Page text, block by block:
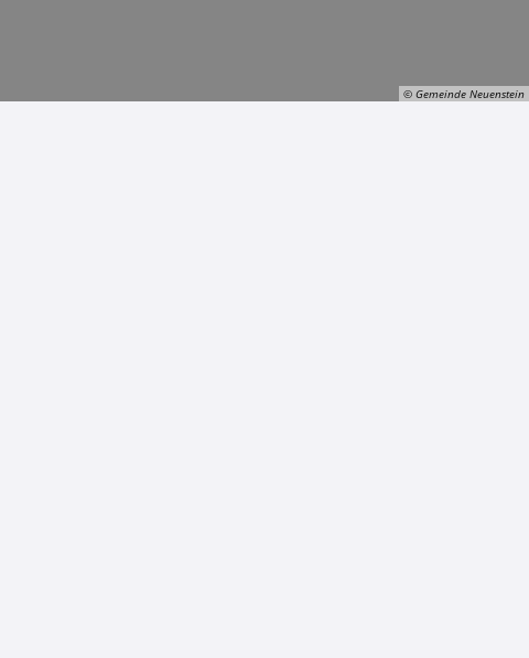
© Gemeinde Neuenstein